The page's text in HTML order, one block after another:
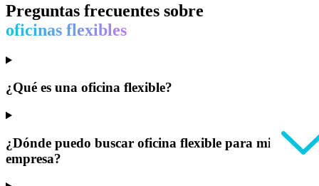
Preguntas frecuentes sobre
oficinas flexibles
¿Qué es una oficina flexible?
¿Dónde puedo buscar oficina flexible para mi
empresa?